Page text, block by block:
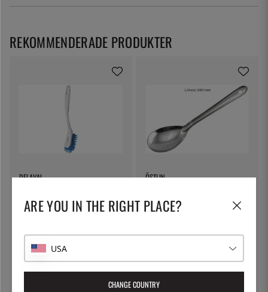
DELAVAL
DeLaval - Vit
129:-
ÖSTLIN
75:-
REKOMMENDERADE PRODUKTER
ARE YOU IN THE RIGHT PLACE?
USA
CHANGE COUNTRY